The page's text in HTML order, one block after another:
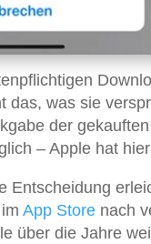
das, was sie
der gekauften
– Apple hat
Entscheidung
App Store nach
über die Jahre